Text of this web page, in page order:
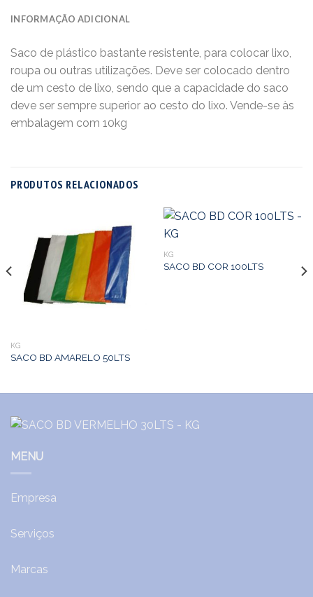
INFORMAÇÃO ADICIONAL
Saco de plástico bastante resistente, para colocar lixo,
roupa ou outras utilizações. Deve ser colocado dentro
de um cesto de lixo, sendo que a capacidade do saco
deve ser sempre superior ao cesto do lixo. Vende-se às
embalagem com 10kg
PRODUTOS RELACIONADOS
KG
SACO BD AMARELO 50LTS
KG
SACO BD COR 100LTS
MENU
Empresa
Serviços
Marcas